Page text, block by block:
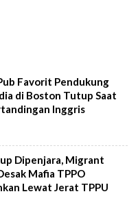
Favorit Pendukung
di Boston Tutup Saat
Inggris
Dipenjara, Migrant
Mafia TPPO
Lewat Jerat TPPU